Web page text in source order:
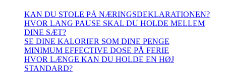
KAN DU STOLE PÅ NÆRINGSDEKLARATIONEN?
HVOR LANG PAUSE SKAL DU HOLDE MELLEM
DINE SÆT?
SE DINE KALORIER SOM DINE PENGE
MINIMUM EFFECTIVE DOSE PÅ FERIE
HVOR LÆNGE KAN DU HOLDE EN HØJ
STANDARD?